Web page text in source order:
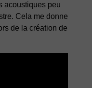
acoustiques peu
Cela me donne
de la création de